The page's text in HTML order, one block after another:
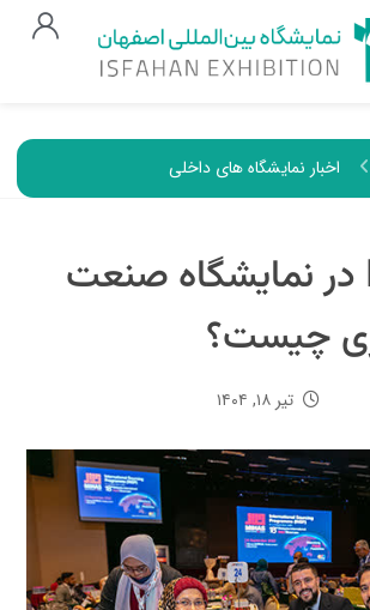
اخبار نمایشگاه های داخلی
برنامهISP در نمایشگاه صنعت
چیست؟
تیر ۱۸, ۱۴۰۴